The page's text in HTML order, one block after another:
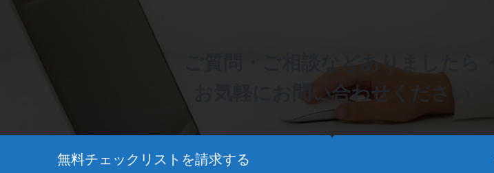
ご質問・ご相談などありましたら
お気軽にお問い合わせください
無料チェックリストを請求する